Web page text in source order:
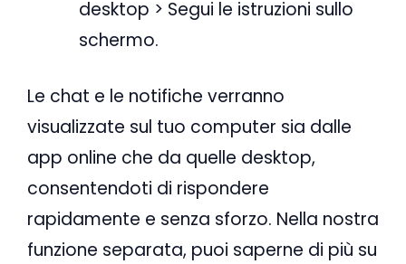
desktop > Segui le istruzioni sullo
schermo.
Le chat e le notifiche verranno
visualizzate sul tuo computer sia dalle
app online che da quelle desktop,
consentendoti di rispondere
rapidamente e senza sforzo. Nella nostra
funzione separata, puoi saperne di più su